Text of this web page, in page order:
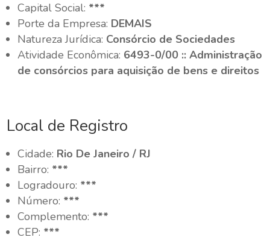
Capital Social: ***
Porte da Empresa: DEMAIS
Natureza Jurídica: Consórcio de Sociedades
Atividade Econômica: 6493-0/00 :: Administração
de consórcios para aquisição de bens e direitos
Local de Registro
Cidade: Rio De Janeiro / RJ
Bairro: ***
Logradouro: ***
Número: ***
Complemento: ***
CEP: ***